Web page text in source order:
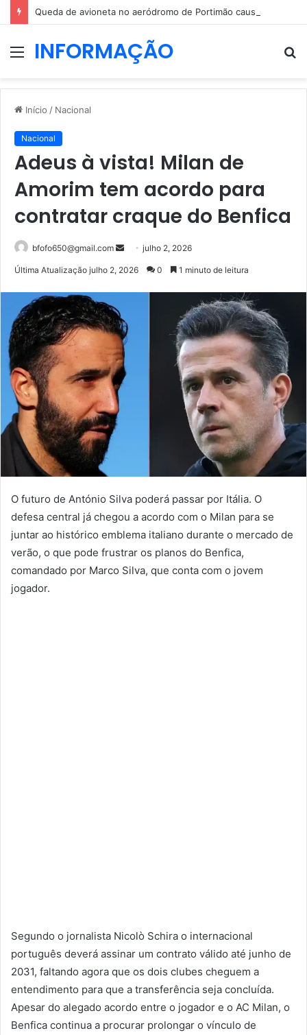
MenuINFORMAÇÃO
Início / Nacional
Nacional
Adeus à vista! Milan de
Amorim tem acordo para
contratar craque do Benfica
bfofo650@gmail.com
Mandejulho 2, 2026
Última Atualização julho 2, 2026 0 1 minuto de leitura
O futuro de António Silva poderá passar por Itália. O
defesa central já chegou a acordo com o Milan para se
juntar ao histórico emblema italiano durante o mercado de
verão, o que pode frustrar os planos do Benfica,
comandado por Marco Silva, que conta com o jovem
jogador.
Segundo o jornalista Nicolò Schira o internacional
português deverá assinar um contrato válido até junho de
2031, faltando agora que os dois clubes cheguem a
entendimento para que a transferência seja concluída.
Apesar do alegado acordo entre o jogador e o AC Milan, o
Benfica continua a procurar prolongar o vínculo de